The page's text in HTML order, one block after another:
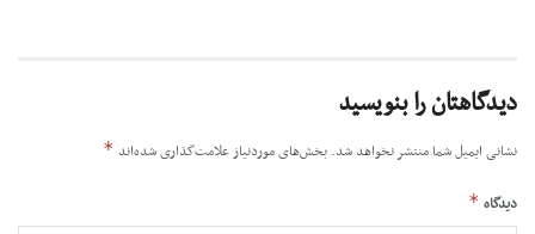
دیدگاهتان را بنویسید
نشانی ایمیل شما منتشر نخواهد شد. بخش‌های موردنیاز علامت‌گذاری شده‌اند *
دیدگاه *